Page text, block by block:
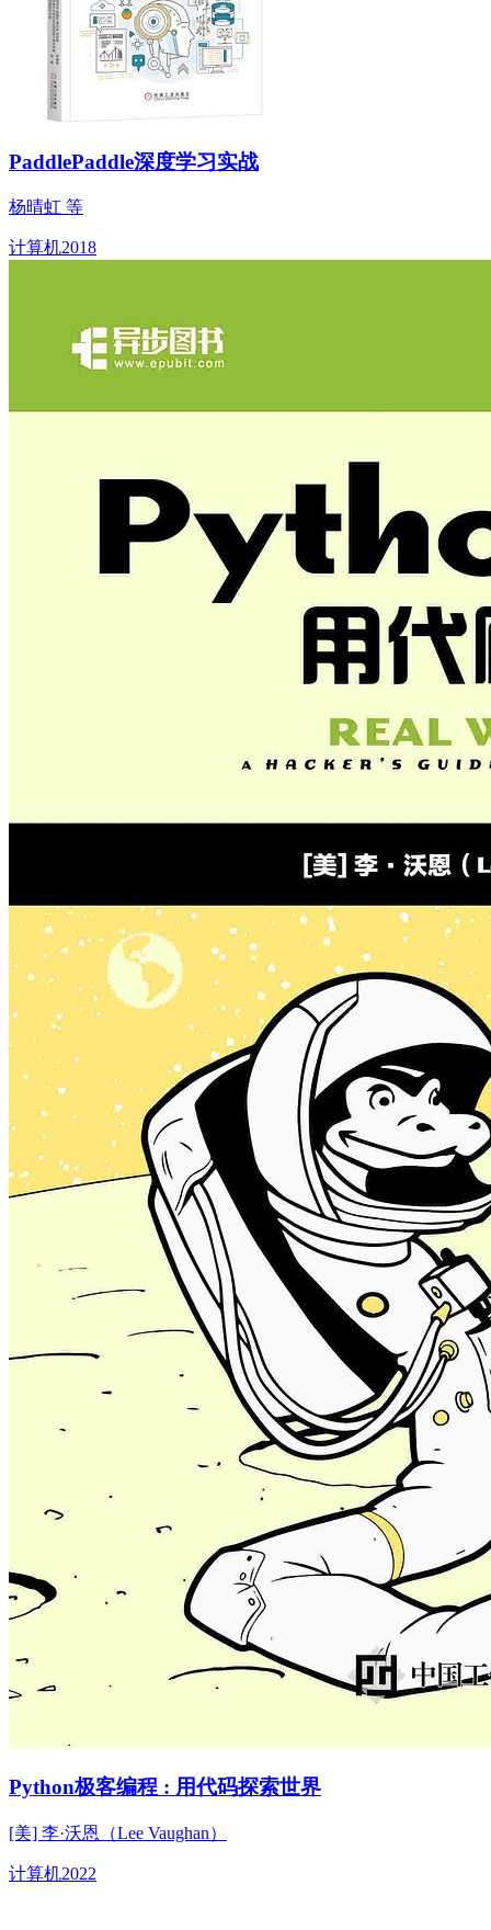
PaddlePaddle深度学习实战
杨晴虹 等
计算机2018
Python极客编程 : 用代码探索世界
[美] 李·沃恩（Lee Vaughan）
计算机2022